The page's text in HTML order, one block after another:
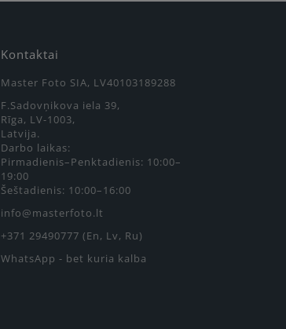
Kontaktai
Master Foto SIA, LV40103189288
F.Sadovņikova iela 39,
Rīga, LV-1003,
Latvija.
Darbo laikas:
Pirmadienis–Penktadienis: 10:00–
19:00
Šeštadienis: 10:00–16:00
info@masterfoto.lt
+371 29490777 (En, Lv, Ru)
WhatsApp - bet kuria kalba